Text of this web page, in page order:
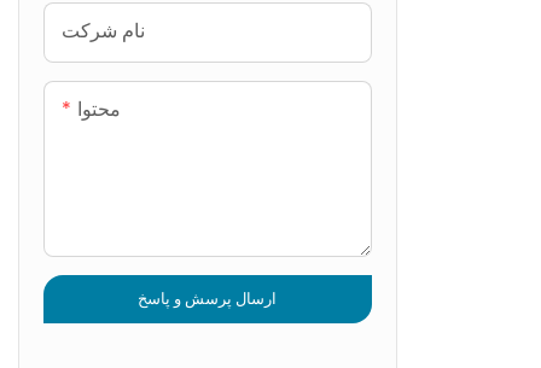
نام شرکت
محتوا
ارسال پرسش و پاسخ